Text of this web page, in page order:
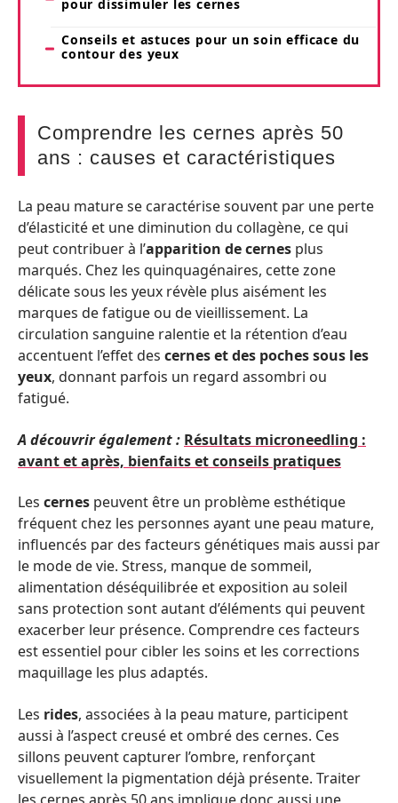
pour dissimuler les cernes
Conseils et astuces pour un soin efficace du
contour des yeux
Comprendre les cernes après 50
ans : causes et caractéristiques
La peau mature se caractérise souvent par une perte
d’élasticité et une diminution du collagène, ce qui
peut contribuer à l’apparition de cernes plus
marqués. Chez les quinquagénaires, cette zone
délicate sous les yeux révèle plus aisément les
marques de fatigue ou de vieillissement. La
circulation sanguine ralentie et la rétention d’eau
accentuent l’effet des cernes et des poches sous les
yeux, donnant parfois un regard assombri ou
fatigué.
A découvrir également : Résultats microneedling :
avant et après, bienfaits et conseils pratiques
Les cernes peuvent être un problème esthétique
fréquent chez les personnes ayant une peau mature,
influencés par des facteurs génétiques mais aussi par
le mode de vie. Stress, manque de sommeil,
alimentation déséquilibrée et exposition au soleil
sans protection sont autant d’éléments qui peuvent
exacerber leur présence. Comprendre ces facteurs
est essentiel pour cibler les soins et les corrections
maquillage les plus adaptés.
Les rides, associées à la peau mature, participent
aussi à l’aspect creusé et ombré des cernes. Ces
sillons peuvent capturer l’ombre, renforçant
visuellement la pigmentation déjà présente. Traiter
les cernes après 50 ans implique donc aussi une